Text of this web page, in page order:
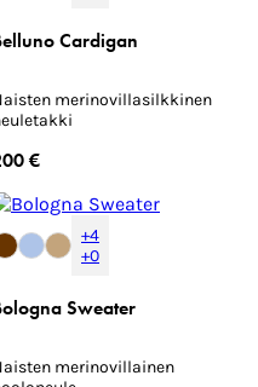
Cardigan
merinovillasilkkinen
€
+4
+0
Sweater
merinovillainen